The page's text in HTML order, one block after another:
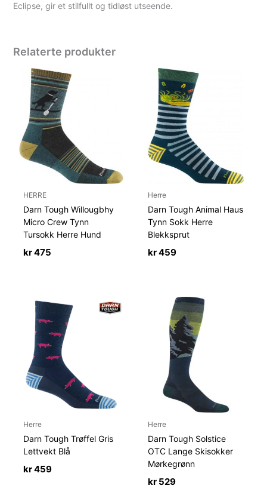
Eclipse, gir et stilfullt og tidløst utseende.
Relaterte produkter
HERRE
Darn Tough Willougbhy
Micro Crew Tynn
Tursokk Herre Hund
kr475
Herre
Darn Tough Animal Haus
Tynn Sokk Herre
Blekksprut
kr459
Herre
Darn Tough Trøffel Gris
Lettvekt Blå
kr459
Herre
Darn Tough Solstice
OTC Lange Skisokker
Mørkegrønn
kr 529